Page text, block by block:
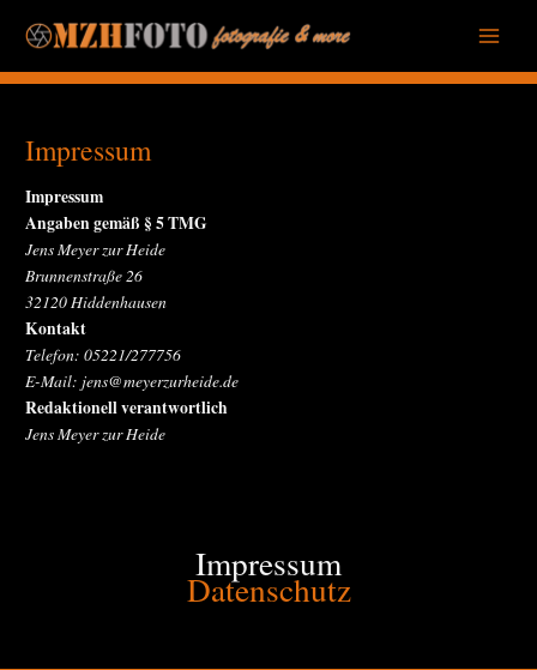
Inhalt
Impressum
Impressum
Angaben gemäß § 5 TMG
Jens Meyer zur Heide
Brunnenstraße 26
32120 Hiddenhausen
Kontakt
Telefon: 05221/277756
E-Mail: jens@meyerzurheide.de
Redaktionell verantwortlich
Jens Meyer zur Heide
Impressum
Datenschutz